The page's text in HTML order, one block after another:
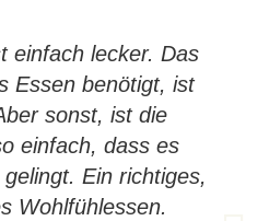
einfach lecker. Das
Essen benötigt, ist
sonst, ist die
einfach, dass es
Ein richtiges,
Wohlfühlessen.